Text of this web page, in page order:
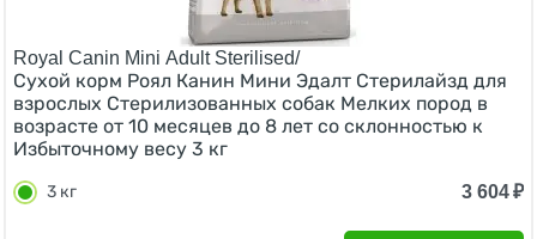
Royal Canin Mini Adult Sterilised/
Сухой корм Роял Канин Мини Эдалт Стерилайзд для
взрослых Стерилизованных собак Мелких пород в
возрасте от 10 месяцев до 8 лет со склонностью к
Избыточному весу 3 кг
3 кг 3 604₽